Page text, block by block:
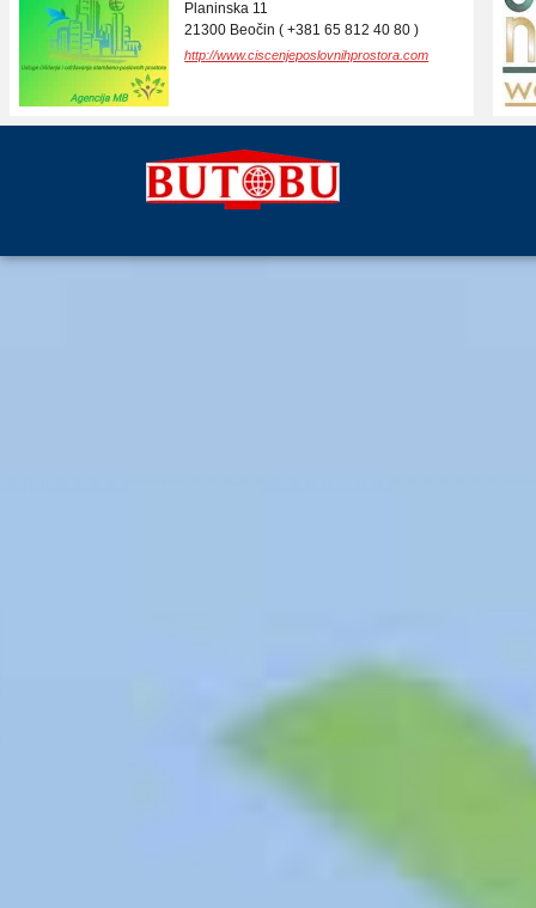
delovi za poljoprivredne masine
Branka Radičevića 7
21000 Novi Sad ( 021/459-222 )